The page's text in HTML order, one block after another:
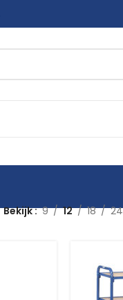
Bekijk 9 12 18 24